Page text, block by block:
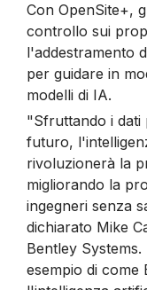
Con OpenSite+,
controllo sui
l'addestramento
per guidare in
modelli di IA.
"Sfruttando i dati
futuro,
rivoluzionerà la
migliorando la
ingegneri senza
dichiarato Mike
Bentley
esempio di come